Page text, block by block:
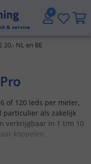
& service
NL en BE
9.1
of 120 leds per meter,
particulier als zakelijk
verkrijgbaar in 1 t/m 10
koppelen.